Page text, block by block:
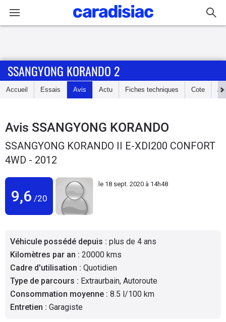
Accueil
Essais
Guide
d'achat
Utilitaires
Flottes
Auto
Services
Forum
SSANGYONG KORANDO 2
Accueil Essais Avis Actu Fiches techniques Cote
Avis SSANGYONG KORANDO
SSANGYONG KORANDO II E-XDI200 CONFORT
4WD - 2012
9,6 /20
le 18 sept. 2020 à 14h48
Véhicule possédé depuis : plus de 4 ans
Kilomètres par an : 20000 kms
Cadre d'utilisation : Quotidien
Type de parcours : Extraurbain, Autoroute
Consommation moyenne : 8.5 l/100 km
Entretien : Garagiste